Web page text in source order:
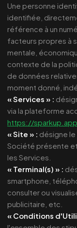
Une personne
identifiée,
référence à un
facteurs propres à
mentale,
contexte de la
de données
moment donné,
« Services » :
via la plateforme
https://sparkup.app
« Site » : désigne
Société présente
les Services.
« Terminal(s) » :
smartphone,
consulter ou
publicitaire, etc.
« Conditions